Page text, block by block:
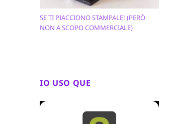
SE TI PIACCIONO STAMPALE! (PERÒ
NON A SCOPO COMMERCIALE)
IO USO QUE